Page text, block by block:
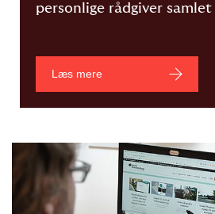
personlige rådgiver
Læs mere